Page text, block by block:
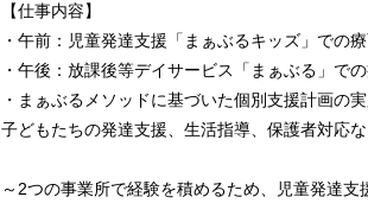
【仕事内容】
・午前：児童発達支援「まぁぶるキッズ」での
・午後：放課後等デイサービス「まぁぶる」で
・まぁぶるメソッドに基づいた個別支援計画の
子どもたちの発達支援、生活指導、保護者対応
～2つの事業所で経験を積めるため、児童発達